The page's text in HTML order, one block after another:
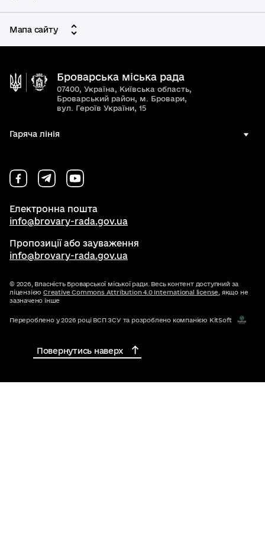
Мапа сайту
Броварська міська рада
07400, Україна, Київська область,
Броварський район, м. Бровари,
вул. Героїв України, 15
Гаряча лінія
Електронна пошта
info@brovary-rada.gov.ua
Пропозиції або зауваження
info@brovary-rada.gov.ua
© 2026, Власність Броварської міської ради. Весь контент доступний за
ліцензією Creative Commons Attribution 4.0 International license , якщо не
зазначено інше
Перероблено у 2026 році ВСП ЗСУ та розроблено компанією KitSoft
Повернутись наверх